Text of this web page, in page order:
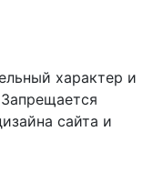
характер и
сайта и